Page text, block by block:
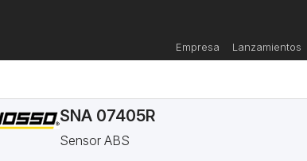
Empresa Lanzamientos
SNA 07405R
Sensor ABS